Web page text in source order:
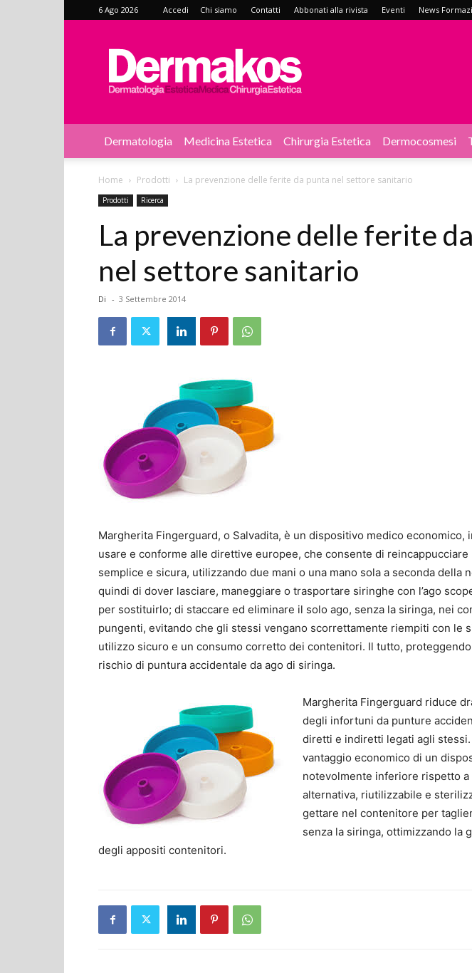
6 Ago 2026 Accedi Chi siamo Contatti Abbonati alla rivista Eventi News
Dermakos
Dermatologia Medicina Estetica Chirurgia Estetica Dermocosmesi
Home Prodotti La prevenzione delle ferite da punta nel settore sanitario
Prodotti Ricerca
La prevenzione delle ferite
nel settore sanitario
Di - 3 Settembre 2014
Margherita Fingerguard, o Salvadita, è un dispositivo medico economico,
usare e conforme alle direttive europee, che consente di reincappucciare
semplice e sicura, utilizzando due mani o una mano sola a seconda della
quindi di dover lasciare, maneggiare o trasportare siringhe con l’ago
per sostituirlo; di staccare ed eliminare il solo ago, senza la siringa, nei
pungenti, evitando che gli stessi vengano scorrettamente riempiti con le
utilizzo sicuro e un consumo corretto dei contenitori. Il tutto, proteggendo
rischio di puntura accidentale da ago di siringa.
Margherita Fingerguard riduce
degli infortuni da punture
diretti e indiretti legati agli
vantaggio economico di un
notevolmente inferiore rispetto a
alternativa, riutilizzabile e
gettare nel contenitore per
senza la siringa, ottimizzando la
degli appositi contenitori.